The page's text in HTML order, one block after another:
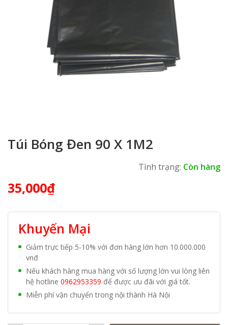
Túi Bóng Đen 90 X 1M2
Tình trạng: Còn hàng
35,000₫
Khuyến Mại
Giảm trực tiếp 5-10% với đơn hàng lớn hơn 10.000.000
vnđ
Nếu khách hàng mua hàng với số lượng lớn vui lòng liên
hệ hotline 0962953359 để được ưu đãi với giá tốt.
Miễn phí vận chuyển trong nội thành Hà Nội